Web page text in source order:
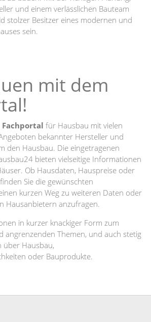
und einem verlässlichen Bauteam
stolzer Besitzer eines modernen und
sein.
mit dem
Fachportal für Hausbau mit vielen
bekannter Hersteller und
den Hausbau. Die eingetragenen
bieten vielseitige Informationen
Ob Hausdaten, Hauspreise oder
Sie die gewünschten
kurzen Weg zu weiteren Daten oder
Hausanbietern anzufragen.
in kurzer knackiger Form zum
angrenzenden Themen, und auch stetig
über Hausbau,
oder Bauprodukte.